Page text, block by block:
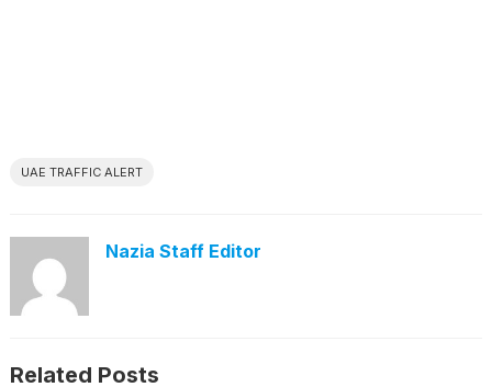
UAE TRAFFIC ALERT
Nazia Staff Editor
Related Posts